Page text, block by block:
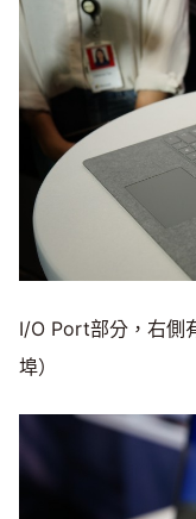
I/O Port部分，右側
埠）